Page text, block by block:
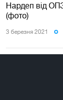
Нардеп від
(фото)
3 березня 2021